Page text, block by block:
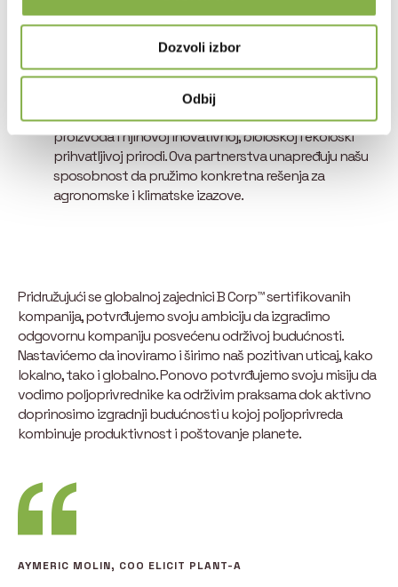
Dozvoli izbor
Odbij
omogućava da nastavimo rast dok minimiziramo naš
Strateška partnerstva zasnovana na
performansama i održivosti
Naša saradnja sa Bayer-om, BASF-om i Certis-Belchim
zasniva se na izuzetnim performansama naših
proizvoda i njihovoj inovativnoj, biološkoj i ekološki
prihvatljivoj prirodi. Ova partnerstva unapređuju našu
sposobnost da pružimo konkretna rešenja za
agronomske i klimatske izazove.
Pridružujući se globalnoj zajednici B Corp™ sertifikovanih
kompanija, potvrđujemo svoju ambiciju da izgradimo
odgovornu kompaniju posvećenu održivoj budućnosti.
Nastavićemo da inoviramo i širimo naš pozitivan uticaj, kako
lokalno, tako i globalno. Ponovo potvrđujemo svoju misiju da
vodimo poljoprivrednike ka održivim praksama dok aktivno
doprinosimo izgradnji budućnosti u kojoj poljoprivreda
kombinuje produktivnost i poštovanje planete.
AYMERIC MOLIN, COO ELICIT PLANT-A